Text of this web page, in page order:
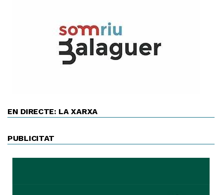
EN DIRECTE: LA XARXA
PUBLICITAT